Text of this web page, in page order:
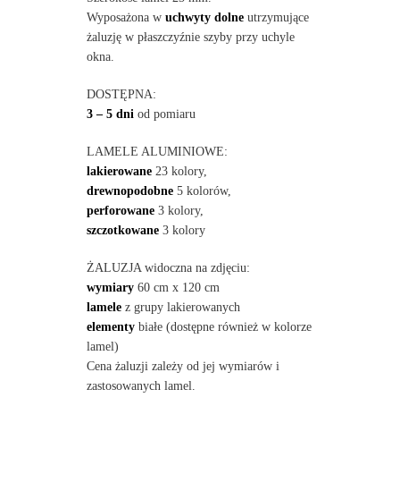
Wyposażona w uchwyty dolneutrzymujące
żaluzję w płaszczyźnie szyby przy uchyle
okna.
DOSTĘPNA:
3 – 5 dni od pomiaru
LAMELE ALUMINIOWE:
lakierowane23 kolory,
drewnopodobne5 kolorów,
perforowane3 kolory,
szczotkowane3 kolory
ŻALUZJA widoczna na zdjęciu:
wymiary60 cm x 120 cm
lamelez grupy lakierowanych
elementybiałe (dostępne również w kolorze
lamel)
Cena żaluzji zależy od jej wymiarów i
zastosowanych lamel.